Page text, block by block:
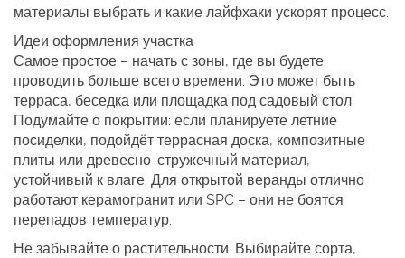
материалы выбрать и какие лайфхаки ускорят процесс.
Идеи оформления участка
Самое простое – начать с зоны, где вы будете
проводить больше всего времени. Это может быть
терраса, беседка или площадка под садовый стол.
Подумайте о покрытии: если планируете летние
посиделки, подойдёт террасная доска, композитные
плиты или древесно-стружечный материал,
устойчивый к влаге. Для открытой веранды отлично
работают керамогранит или SPC – они не боятся
перепадов температур.
Не забывайте о растительности. Выбирайте сорта,